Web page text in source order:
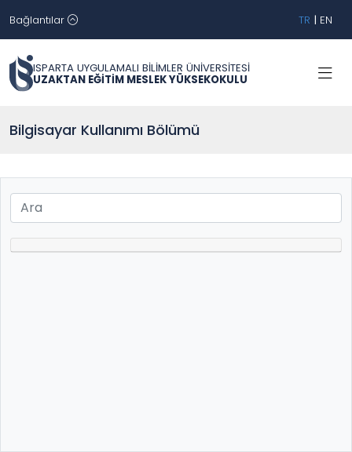
Bağlantılar TR | EN
ISPARTA UYGULAMALI BİLİMLER ÜNİVERSİTESİ
UZAKTAN EĞİTİM MESLEK YÜKSEKOKULU
Bilgisayar Kullanımı Bölümü